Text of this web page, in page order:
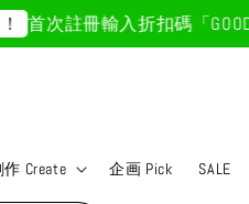
次註冊輸入折扣碼「
作 Create 企画 Pick SALE